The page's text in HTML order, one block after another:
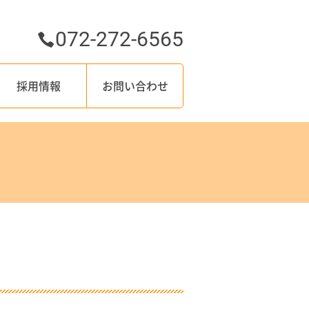
072-272-6565
採用情報 お問い合わせ